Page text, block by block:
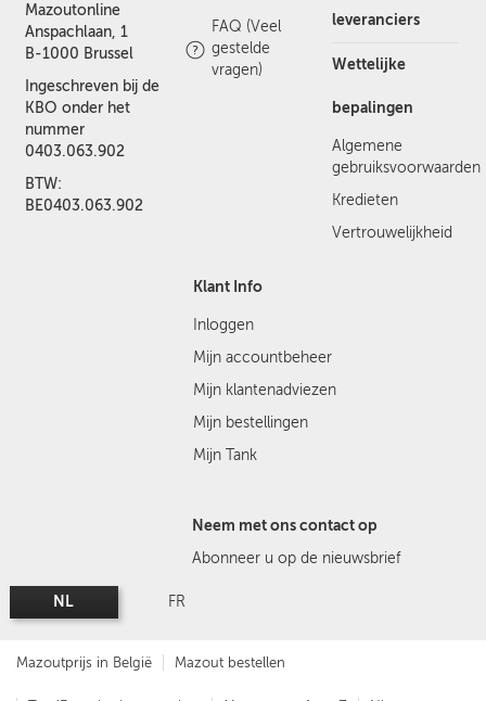
Mazoutonline
Anspachlaan, 1
B-1000 Brussel
Ingeschreven bij de
KBO onder het
nummer
0403.063.902
BTW:
BE0403.063.902
FAQ (Veel
gestelde
vragen)
leveranciers
Wettelijke
bepalingen
Algemene
gebruiksvoorwaarden
Kredieten
Vertrouwelijkheid
Klant Info
Inloggen
Mijn accountbeheer
Mijn klantenadviezen
Mijn bestellingen
Mijn Tank
Neem met ons contact op
Abonneer u op de nieuwsbrief
NL FR
Mazoutprijs in België Mazout bestellen